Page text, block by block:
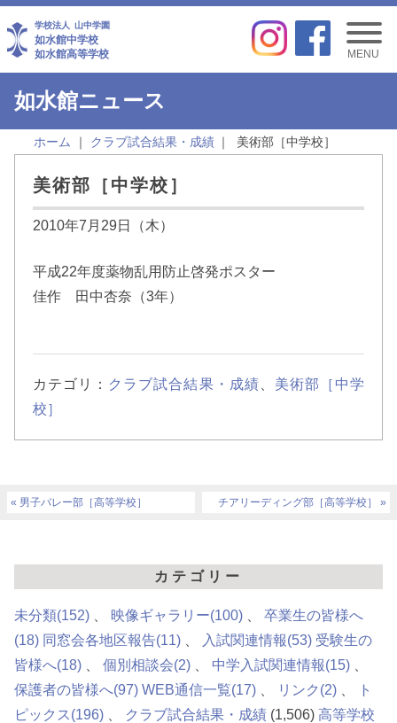
学校法人 山中学園
如水館中学校
如水館高等学校
MENU
如水館ニュース
ホーム クラブ試合結果・成績 美術部［中学校］
美術部［中学校］
2010年7月29日（木）
平成22年度薬物乱用防止啓発ポスター
佳作 田中杏奈（3年）
カテゴリ： クラブ試合結果・成績
美術部［中学
校］
男子バレー部［高等学校］ チアリーディング部［高等学校］
カテゴリー
未分類(152) 映像ギャラリー(100)
卒業生の皆様へ
(18) 同窓会各地区報告(11) 入試関連情報(53) 受験生の
皆様へ(18) 個別相談会(2) 中学入試関連情報(15)
保護者の皆様へ(97) WEB通信一覧(17) リンク (2)
ト
ピックス (196) クラブ試合結果・成績 (1,506) 高等学校